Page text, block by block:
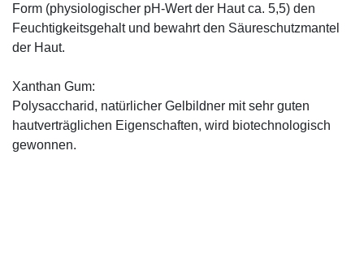
Form (physiologischer pH-Wert der Haut ca. 5,5) den
Feuchtigkeitsgehalt und bewahrt den Säureschutzmantel
der Haut.
Xanthan Gum:
Polysaccharid, natürlicher Gelbildner mit sehr guten
hautverträglichen Eigenschaften, wird biotechnologisch
gewonnen.